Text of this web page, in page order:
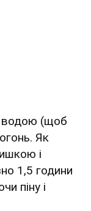
водою (щоб
Як
і
1,5 години
піну і